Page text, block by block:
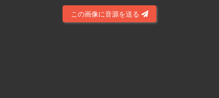
この画像に音源を送る